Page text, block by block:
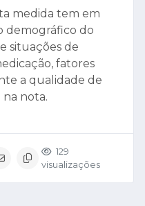
medida tem em
demográfico do
situações de
fatores
a qualidade de
na nota.
129
visualizações